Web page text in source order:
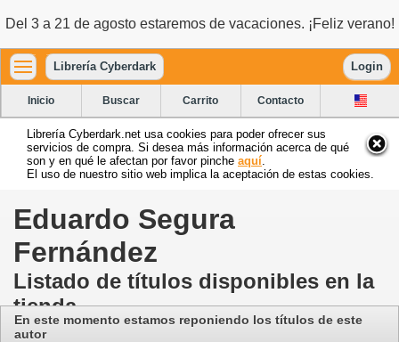
Del 3 a 21 de agosto estaremos de vacaciones. ¡Feliz verano!
Librería Cyberdark Login
Inicio Buscar Carrito Contacto
Librería Cyberdark.net usa cookies para poder ofrecer sus
servicios de compra. Si desea más información acerca de qué
son y en qué le afectan por favor pinche aquí
El uso de nuestro sitio web implica la aceptación de estas cookies.
Eduardo Segura
Fernández
Listado de títulos disponibles en la
tienda
En este momento estamos reponiendo los títulos de este
autor